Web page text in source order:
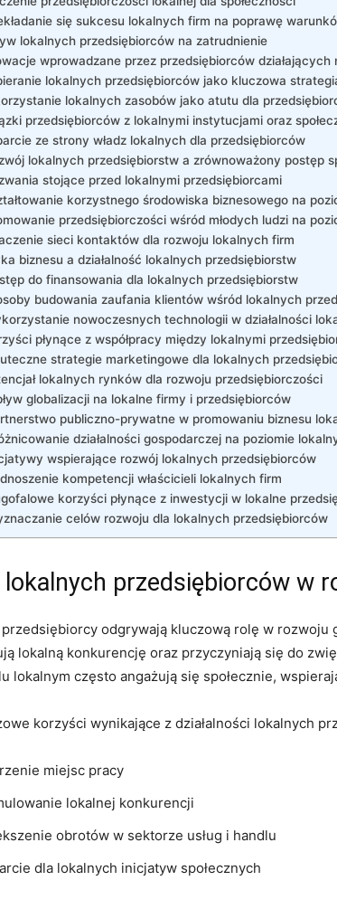
się sukcesu ⁤lokalnych ⁢firm na poprawę
lokalnych przedsiębiorców na zatrudnienie
‍wprowadzane przez przedsiębiorców działających
lokalnych przedsiębiorców jako kluczowa
lokalnych zasobów​ jako atutu dla
przedsiębiorców z​ lokalnymi instytucjami⁢ oraz
ze strony władz lokalnych dla przedsiębiorców
lokalnych przedsiębiorstw a zrównoważony postęp
stojące przed lokalnymi przedsiębiorcami
‍korzystnego środowiska biznesowego na​
przedsiębiorczości wśród młodych ludzi na
sieci kontaktów dla rozwoju lokalnych firm
biznesu a⁢ działalność lokalnych przedsiębiorstw
do finansowania ⁣dla lokalnych ‌przedsiębiorstw
budowania zaufania klientów wśród lokalnych⁣
‌nowoczesnych technologii‍ w działalności
płynące z współpracy między ⁢lokalnymi
strategie ⁣marketingowe dla lokalnych
lokalnych rynków dla rozwoju przedsiębiorczości
globalizacji na lokalne firmy i przedsiębiorców
publiczno-prywatne w promowaniu biznesu
działalności ⁣gospodarczej na poziomie
wspierające rozwój ⁢lokalnych przedsiębiorców
kompetencji właścicieli lokalnych firm
korzyści ‌płynące z inwestycji w lokalne
celów rozwoju dla lokalnych przedsiębiorców
lokalnych przedsiębiorców w
przedsiębiorcy odgrywają kluczową ⁣rolę w
⁢lokalną konkurencję oraz ⁢przyczyniają się do
lokalnym ‌często angażują się⁢ społecznie,
korzyści wynikające z działalności ‍lokalnych
miejsc pracy
lokalnej konkurencji
obrotów w sektorze‌ usług ‌i handlu
dla lokalnych inicjatyw społecznych